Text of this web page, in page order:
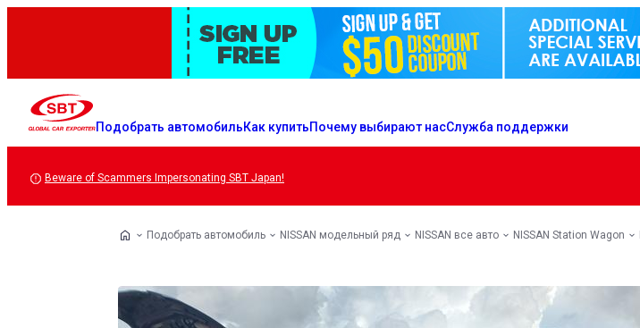
Подобрать автомобильКак купитьПочему выбирают насСлужба поддержки
Beware of Scammers Impersonating SBT Japan!
Подобрать автомобиль NISSAN модельный ряд NISSAN все авто NISSAN Station Wagon